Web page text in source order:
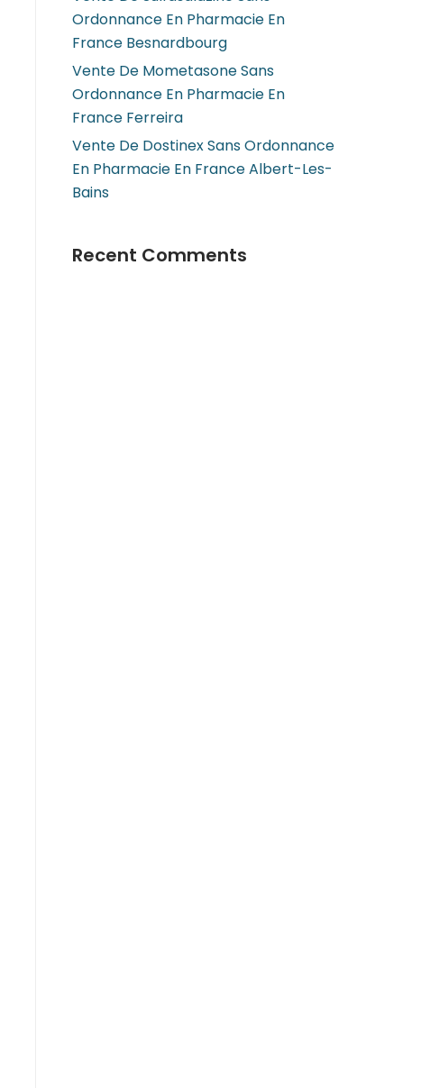
Ordonnance En Pharmacie En
France Besnardbourg
Vente De Mometasone Sans
Ordonnance En Pharmacie En
France Ferreira
Vente De Dostinex Sans Ordonnance
En Pharmacie En France Albert-Les-
Bains
Recent Comments